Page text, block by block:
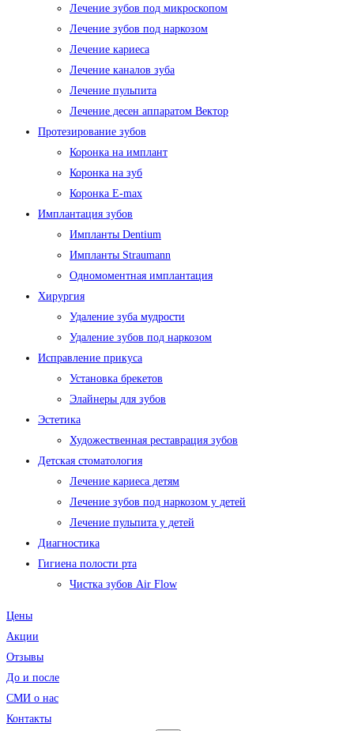
Лечение зубов под микроскопом
Лечение зубов под наркозом
Лечение кариеса
Лечение каналов зуба
Лечение пульпита
Лечение десен аппаратом Вектор
Протезирование зубов
Коронка на имплант
Коронка на зуб
Коронка E-max
Имплантация зубов
Импланты Dentium
Импланты Straumann
Одномоментная имплантация
Хирургия
Удаление зуба мудрости
Удаление зубов под наркозом
Исправление прикуса
Установка брекетов
Элайнеры для зубов
Эстетика
Художественная реставрация зубов
Детская стоматология
Лечение кариеса детям
Лечение зубов под наркозом у детей
Лечение пульпита у детей
Диагностика
Гигиена полости рта
Чистка зубов Air Flow
Цены
Акции
Отзывы
До и после
CМИ о нас
Контакты